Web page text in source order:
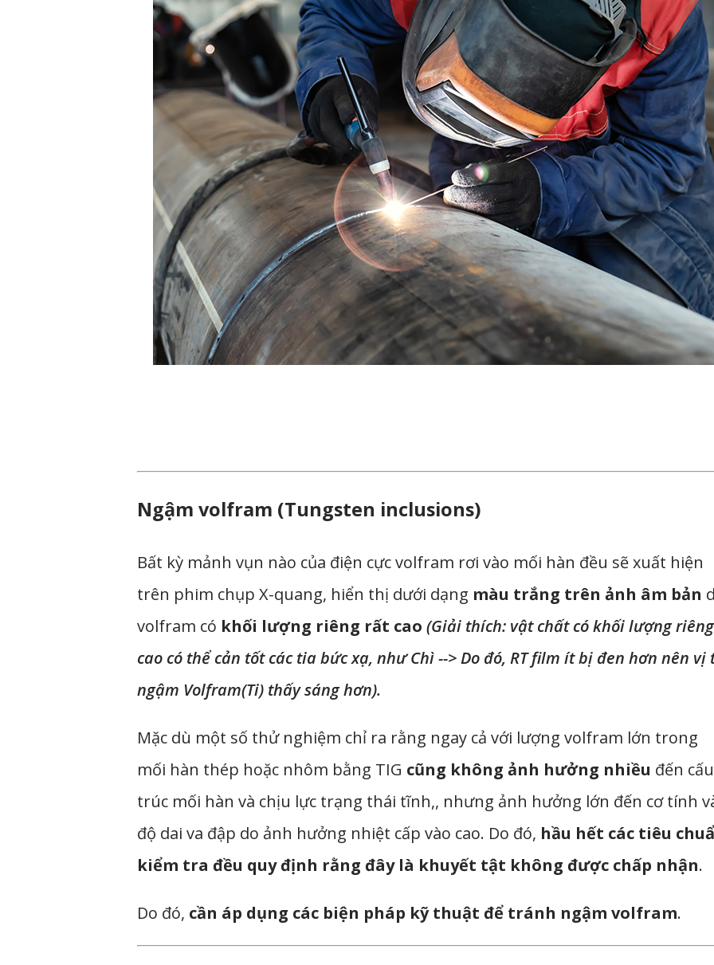
Ngậm volfram (Tungsten inclusions)
Bất kỳ mảnh vụn nào của điện cực volfram rơi vào mối hàn đều sẽ xuất hiện
trên phim chụp X-quang, hiển thị dưới dạng màu trắng trên ảnh âm bản
volfram có khối lượng riêng rất cao (Giải thích: vật chất có khối lượng riêng
cao có thể cản tốt các tia bức xạ, như Chì --> Do đó, RT film ít bị đen hơn nên vị
ngậm Volfram(Ti) thấy sáng hơn).
Mặc dù một số thử nghiệm chỉ ra rằng ngay cả với lượng volfram lớn trong
mối hàn thép hoặc nhôm bằng TIG cũng không ảnh hưởng nhiều đến cấu
trúc mối hàn và chịu lực trạng thái tĩnh,, nhưng ảnh hưởng lớn đến cơ tính
độ dai va đập do ảnh hưởng nhiệt cấp vào cao. Do đó, hầu hết các tiêu
kiểm tra đều quy định rằng đây là khuyết tật không được chấp nhận.
Do đó, cần áp dụng các biện pháp kỹ thuật để tránh ngậm volfram.